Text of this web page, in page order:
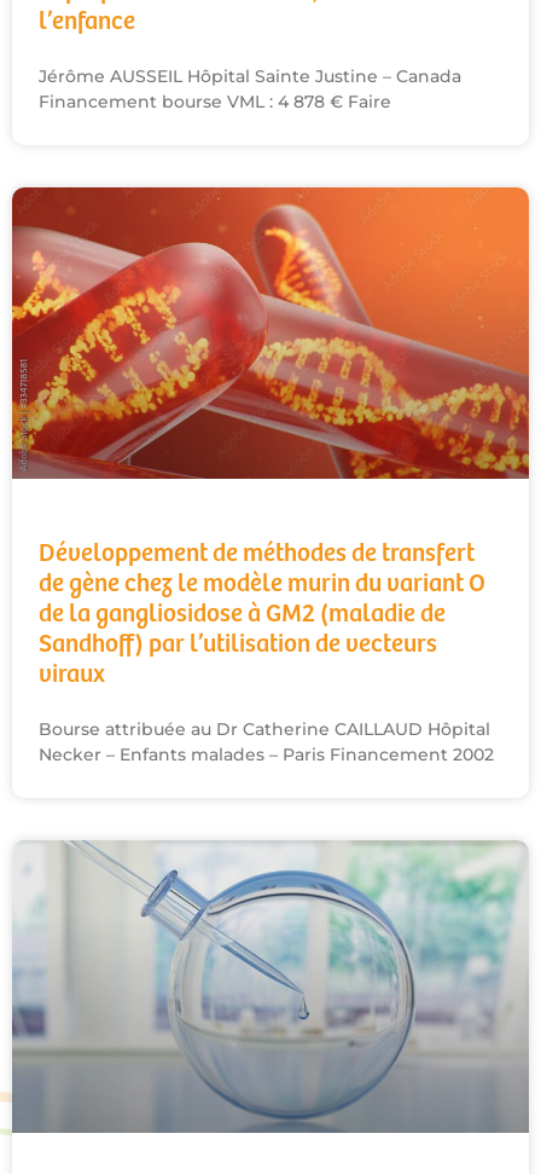
l’enfance
Jérôme AUSSEIL Hôpital Sainte Justine – Canada
Financement bourse VML : 4 878 € Faire
Développement de méthodes de transfert
de gène chez le modèle murin du variant O
de la gangliosidose à GM2 (maladie de
Sandhoff) par l’utilisation de vecteurs
viraux
Bourse attribuée au Dr Catherine CAILLAUD Hôpital
Necker – Enfants malades – Paris Financement 2002